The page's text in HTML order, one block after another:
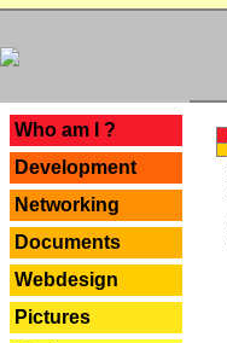
Who am I ?
Development
Networking
Documents
Webdesign
Pictures